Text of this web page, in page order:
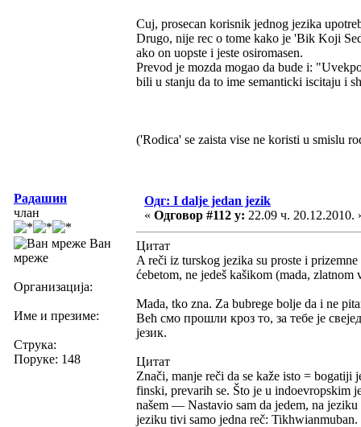
Cuj, prosecan korisnik jednog jezika
Drugo, nije rec o tome kako je 'Bik Koji
ako on uopste i jeste osiromasen.
Prevod je mozda mogao da bude i:
bili u stanju da to ime semanticki iscitaju i
('Rodica' se zaista vise ne koristi u smislu
Радашин
члан
Ван
мреже
Организација:
Име и презиме:
Струка:
Поруке: 148
Одг: I dalje jedan jezik
« Одговор #112 у: 22.09 ч. 20.12.2010.
Цитат
A reči iz turskog jezika su proste i
ćebetom, ne jedeš kašikom (mada,
Mada, tko zna. Za bubrege bolje da i ne
Већ смо прошли кроз то, за тебе је
језик.
Цитат
Znači, manje reči da se kaže isto =
finski, prevarih se. Što je u indoevropskim
našem — Nastavio sam da jedem, na
jeziku tivi samo jedna reč: Tikhwianmuban.